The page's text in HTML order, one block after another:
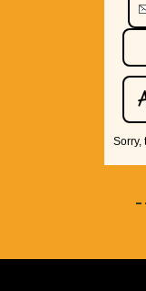
Sorry,